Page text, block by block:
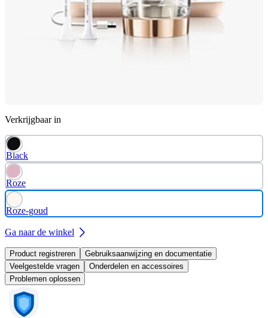
Verkrijgbaar in
Black
Roze
Roze-goud
Ga naar de winkel
Product registreren
Gebruiksaanwijzing en documentatie
Veelgestelde vragen
Onderdelen en accessoires
Problemen oplossen